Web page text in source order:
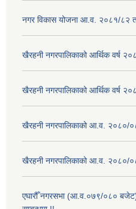
नगर विकास योजना आ.व. २०८१/८२
खैरहनी नगरपालिकाको आर्थिक वर्ष
खैरहनी नगरपालिकाको आर्थिक वर्ष
खैरहनी नगरपालिकाको आ.व. २०८०/
खैरहनी नगरपालिकाको आ.व. २०८०/
एघारौँ नगरसभा (आ.व.०७९/०८०